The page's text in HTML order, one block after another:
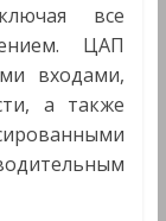
все
ЦАП
входами,
а также